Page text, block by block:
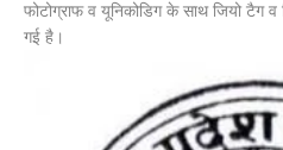
फोटोग्राफ व यूनिकोडिग के साथ जियो टैग व
गई है।